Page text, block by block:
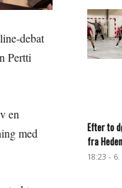
debat
Pertti
en
med
Efter to
fra
18:23 -